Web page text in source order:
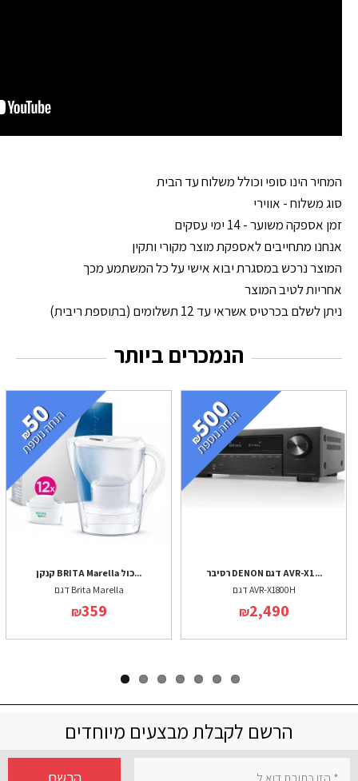
המחיר הינו סופי וכולל משלוח עד הבית
סוג משלוח - אווירי
זמן אספקה משוער - 14 ימי עסקים
אנחנו מתחייבים לאספקת מוצר מקורי ותקין
המוצר נרכש במסגרת יבוא אישי על כל המשתמע מכך
אחריות לטיב המוצר
ניתן לשלם בכרטיס אשראי עד 12 תשלומים (בתוספת ריבית)
הנמכרים ביותר
קנקן BRITA Marella כול...
דגם Brita Marella
₪359
רסיבר DENON דגם AVR-X1...
דגם AVR-X1800H
₪2,490
הרשם לקבלת מבצעים מיוחדים